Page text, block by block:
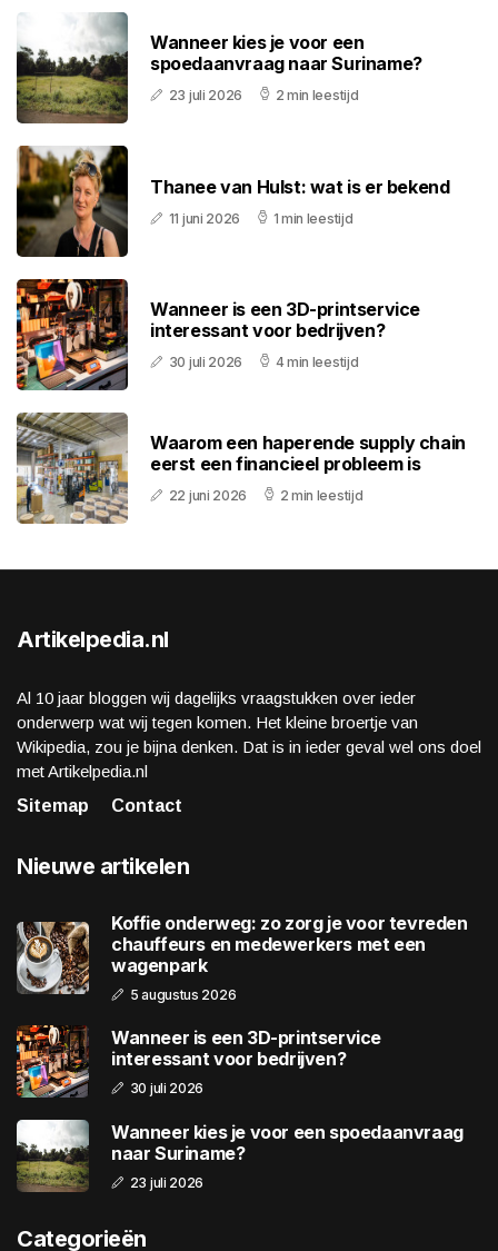
Wanneer kies je voor een
spoedaanvraag naar Suriname?
23 juli 2026 2 min leestijd
Thanee van Hulst: wat is er bekend
11 juni 2026 1 min leestijd
Wanneer is een 3D-printservice
interessant voor bedrijven?
30 juli 2026 4 min leestijd
Waarom een haperende supply chain
eerst een financieel probleem is
22 juni 2026 2 min leestijd
Artikelpedia.nl
Al 10 jaar bloggen wij dagelijks vraagstukken over ieder
onderwerp wat wij tegen komen. Het kleine broertje van
Wikipedia, zou je bijna denken. Dat is in ieder geval wel ons doel
met Artikelpedia.nl
Sitemap
Contact
Nieuwe artikelen
Koffie onderweg: zo zorg je voor tevreden
chauffeurs en medewerkers met een
wagenpark
5 augustus 2026
Wanneer is een 3D-printservice
interessant voor bedrijven?
30 juli 2026
Wanneer kies je voor een spoedaanvraag
naar Suriname?
23 juli 2026
Categorieën